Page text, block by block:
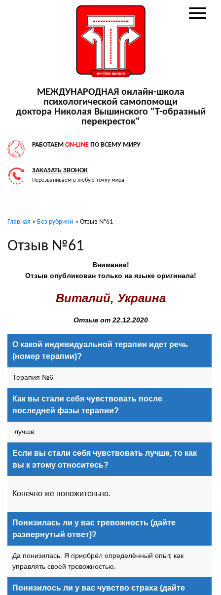
МЕЖДУНАРОДНАЯ онлайн-школа
психологической самопомощи
доктора Николая Вышинского "Т-образный
перекресток"
РАБОТАЕМ ON-LINE ПО ВСЕМУ МИРУ
ЗАКАЗАТЬ ЗВОНОК
Перезваниваем в любую точку мира
Главная » Без рубрики » Отзыв №61
Отзыв №61
Внимание!
Отзыв опубликован только на языке оригинала!
Виталий, Украина
Отзыв от 22.12.2020
О какой индивидуальной терапии идет речь
(номер терапии)?
Терапия №6
Как вы стали себя чувствовать после
последней фазы терапии?
лучше
Если вы стали себя чувствовать лучше, то как
вы к этому относитесь?
Конечно же положительно.
Понизилась ли у вас тревожность (дайте
развернутый ответ)?
Да понизилась. Я приобрёл определённый опыт, как
управлять своей тревожностью.
Понизилось ли у вас чувство страха (дайте